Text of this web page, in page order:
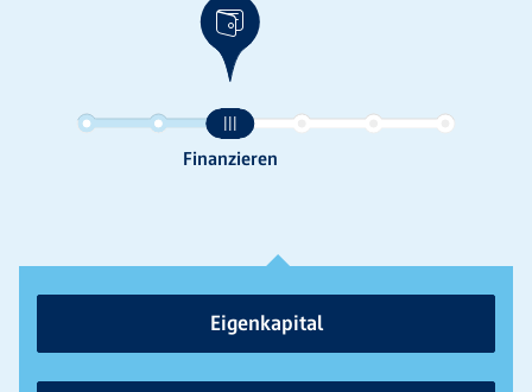
Eigenkapital